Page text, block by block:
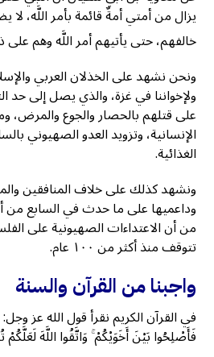
يزال من أمتي أمةٌ قائمة بأمر اللَّه،
خالفهم، حتى يأتيهم أمر اللَّه وهم
ونحن نشهد على الخذلان العربي
ولإخواننا في غزة، والذي يصل إلى حد
على قتلهم بالحصار والجوع
الإنسانية، وتزويد العدو الصهيوني
الغذائية.
ونشهد كذلك على خلاف المنافقين
وداعميها على ما حدث في السابع من
من أن الاعتداءات الصهيونية على
تتوقف منذ أكثر من ١٠٠ عام.
واجبنا من القرآن والسنة
في القرآن الكريم نقرأ قول الله عز
فَأَصْلِحُوا بَيْنَ أَخَوَيْكُمْ ۚ وَاتَّقُوا اللَّهَ لَعَلَّكُمْ